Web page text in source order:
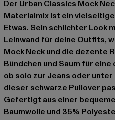
Der Urban Classics Mock
Materialmix ist ein
Etwas. Sein schlichter Look
Leinwand für deine Outfits,
Mock Neck und die dezente
Bündchen und Saum für
ob solo zur Jeans oder
dieser schwarze Pullover
Gefertigt aus einer
Baumwolle und 35%